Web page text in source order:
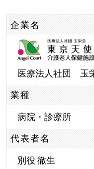
企業名
医療法人社団 玉
業種
病院・診療所
代表者名
別役 徹生